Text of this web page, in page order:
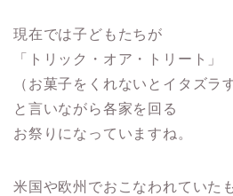
現在では子どもたちが
「トリック・オア・トリート」
（お菓子をくれないとイタズラ
と言いながら各家を回る
お祭りになっていますね。
米国や欧州でおこなわれていた